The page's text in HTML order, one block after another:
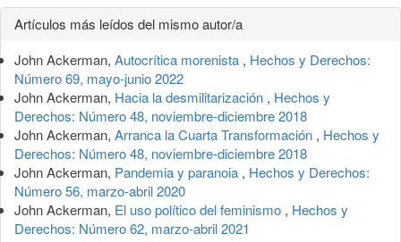
Detalles
del
artículo
Artículos más leídos del mismo autor/a
John Ackerman, Autocrítica morenista , Hechos y Derechos:
Número 69, mayo-junio 2022
John Ackerman, Hacia la desmilitarización , Hechos y
Derechos: Número 48, noviembre-diciembre 2018
John Ackerman, Arranca la Cuarta Transformación , Hechos y
Derechos: Número 48, noviembre-diciembre 2018
John Ackerman, Pandemia y paranoia , Hechos y Derechos:
Número 56, marzo-abril 2020
John Ackerman, El uso político del feminismo , Hechos y
Derechos: Número 62, marzo-abril 2021